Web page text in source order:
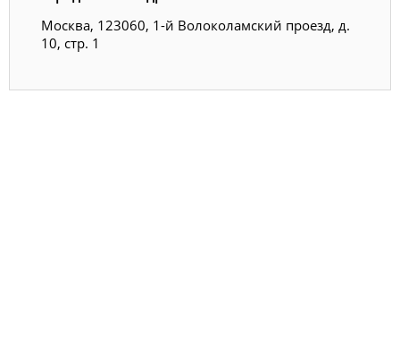
Москва, 123060, 1-й Волоколамский проезд, д.
10, стр. 1